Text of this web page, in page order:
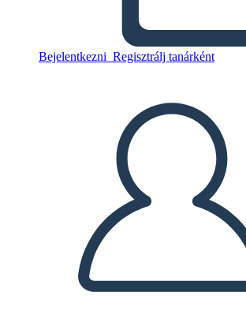
Bejelentkezni Regisztrálj tanárként
DIAVETÍTÉS LEJÁTSZÁSA
OLVASS NEKEM